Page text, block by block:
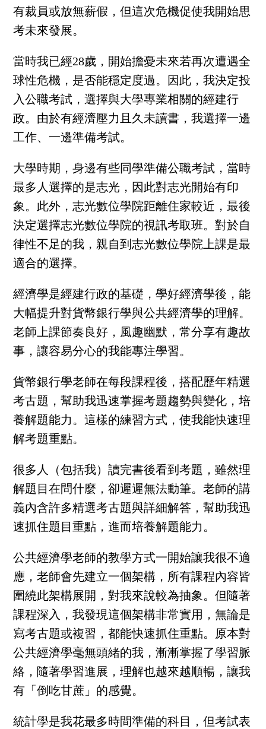
有裁員或放無薪假，但這次危機促使我開始思
考未來發展。
當時我已經28歲，開始擔憂未來若再次遭遇全
球性危機，是否能穩定度過。因此，我決定投
入公職考試，選擇與大學專業相關的經建行
政。由於有經濟壓力且久未讀書，我選擇一邊
工作、一邊準備考試。
大學時期，身邊有些同學準備公職考試，當時
最多人選擇的是志光，因此對志光開始有印
象。此外，志光數位學院距離住家較近，最後
決定選擇志光數位學院的視訊考取班。對於自
律性不足的我，親自到志光數位學院上課是最
適合的選擇。
經濟學是經建行政的基礎，學好經濟學後，能
大幅提升對貨幣銀行學與公共經濟學的理解。
老師上課節奏良好，風趣幽默，常分享有趣故
事，讓容易分心的我能專注學習。
貨幣銀行學老師在每段課程後，搭配歷年精選
考古題，幫助我迅速掌握考題趨勢與變化，培
養解題能力。這樣的練習方式，使我能快速理
解考題重點。
很多人（包括我）讀完書後看到考題，雖然理
解題目在問什麼，卻遲遲無法動筆。老師的講
義內含許多精選考古題與詳細解答，幫助我迅
速抓住題目重點，進而培養解題能力。
公共經濟學老師的教學方式一開始讓我很不適
應，老師會先建立一個架構，所有課程內容皆
圍繞此架構展開，對我來說較為抽象。但隨著
課程深入，我發現這個架構非常實用，無論是
寫考古題或複習，都能快速抓住重點。原本對
公共經濟學毫無頭緒的我，漸漸掌握了學習脈
絡，隨著學習進展，理解也越來越順暢，讓我
有「倒吃甘蔗」的感覺。
統計學是我花最多時間準備的科目，但考試表